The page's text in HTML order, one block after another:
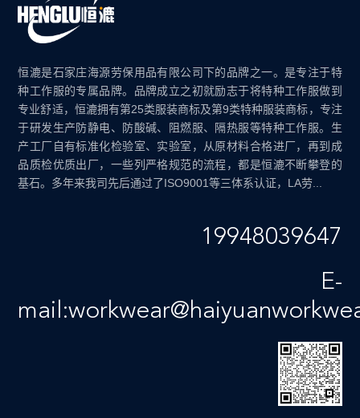
恒漉是石家庄海源劳保用品有限公司下的品牌之一。是专注于特
种工作服的专属品牌。品牌成立之初就励志于将特种工作服做到
专业舒适，恒漉拥有第25类服装商标及第9类特种服装商标，专注
于研发生产防静电、防酸碱、阻燃服、隔热服等特种工作服。生
产工厂自有标准化检验室、实验室，从原材料合格进厂，再到成
品质检优质出厂，一些列严格规范的流程，都是恒漉不断攀登的
基石。多年来我司先后通过了ISO9001等三体系认证，LA劳...
19948039647
E-